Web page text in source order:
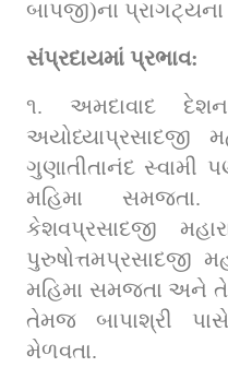
બાપજી)ના
સંપ્રદાયમાં પ્રભાવ:
૧. અમદાવાદ
અયોધ્યાપ્રસાદજી
ગુણાતીતાનંદ સ્વામી
મહિમા
કેશવપ્રસાદજી
પુરુષોત્તમપ્રસાદજી
મહિમા સમજતા અને
તેમજ બાપાશ્રી
મેળવતા.